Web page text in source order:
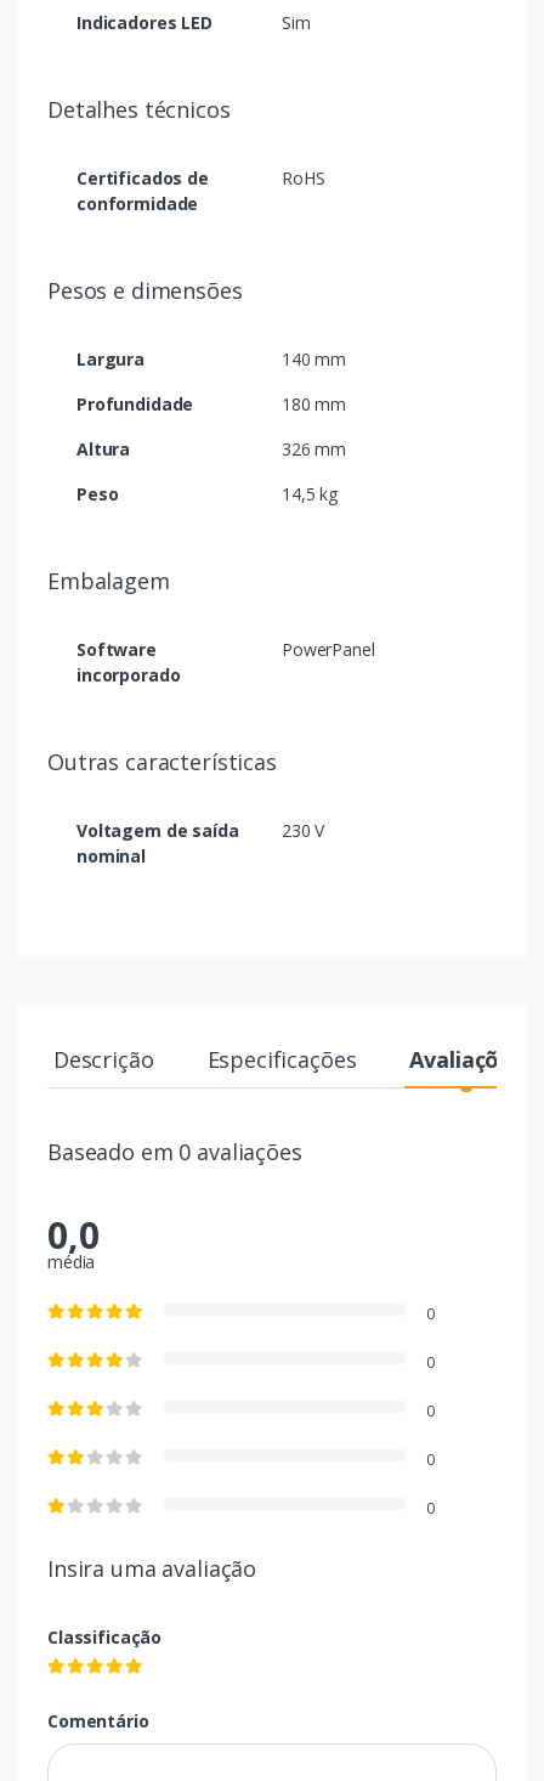
Indicadores LED
Sim
Detalhes técnicos
Certificados de
conformidade
RoHS
Pesos e dimensões
Largura
140 mm
Profundidade
180 mm
Altura
326 mm
Peso
14,5 kg
Embalagem
Software
incorporado
PowerPanel
Outras características
Voltagem de saída
nominal
230 V
Descrição Especificações Avaliações
Baseado em 0 avaliações
0,0
média
0
0
0
0
0
Insira uma avaliação
Classificação
Comentário